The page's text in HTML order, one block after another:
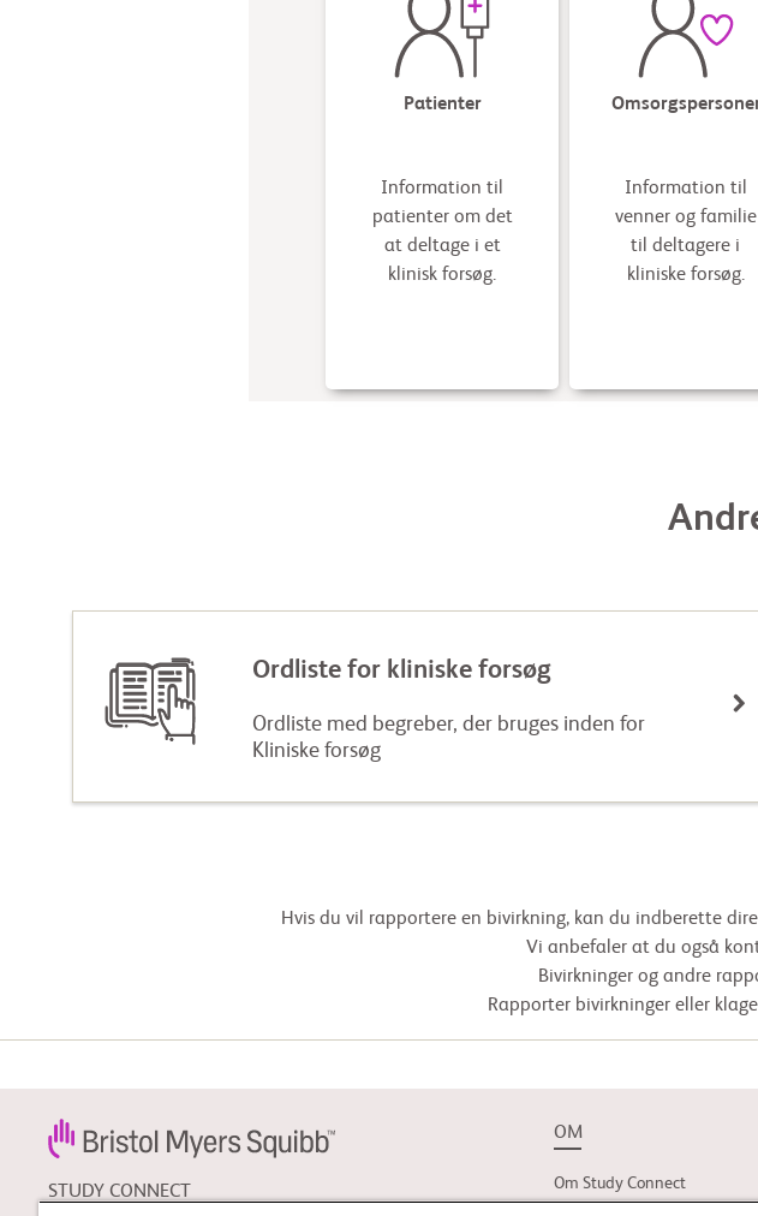
Patienter
Information til
patienter om det
at deltage i et
klinisk forsøg.
Information til
venner og familie
til deltagere i
kliniske forsøg.
Ordliste for kliniske forsøg
Ordliste med begreber, der bruges inden for
Kliniske forsøg
Hvis du vil rapportere en bivirkning, kan du indberette
Vi anbefaler at du også
Bivirkninger og andre
Rapporter bivirkninger eller
STUDY CONNECT
OM
Om Study Connect